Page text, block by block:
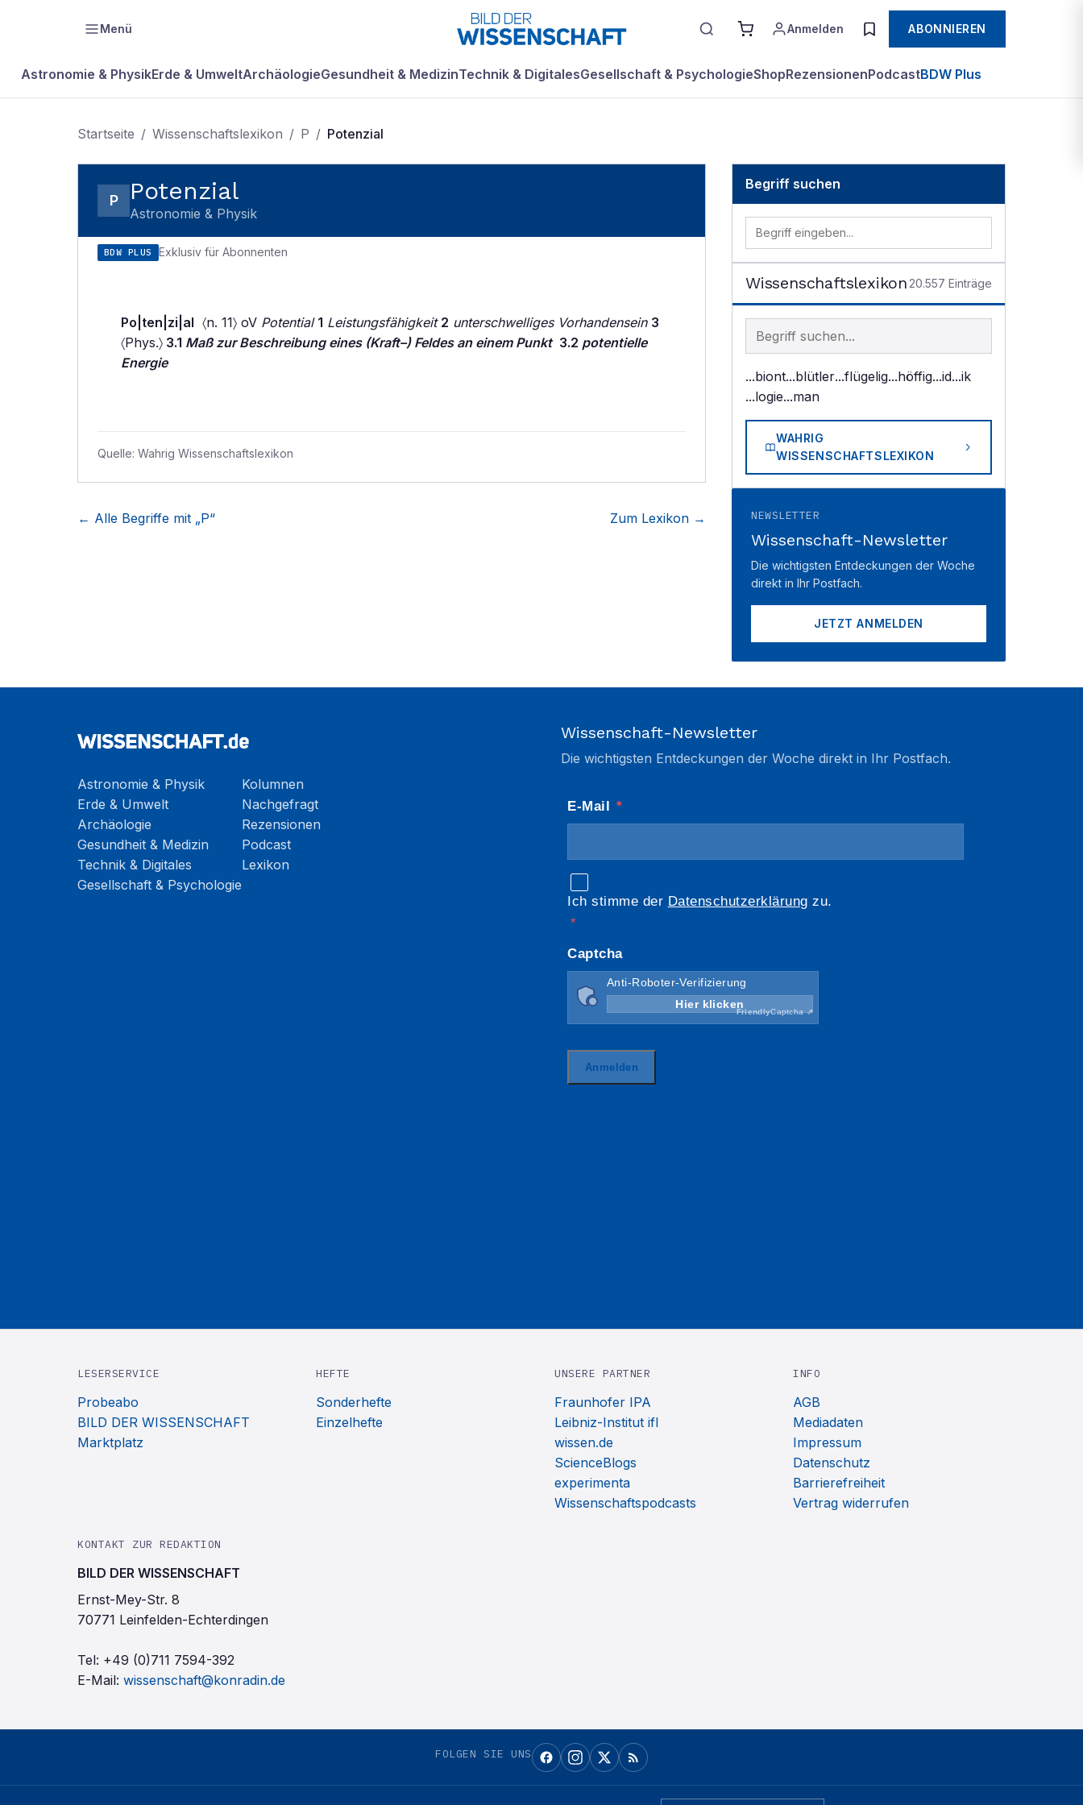
Menü Anmelden ABONNIEREN
Astronomie & PhysikErde & UmweltArchäologieGesundheit & MedizinTechnik & DigitalesGesellschaft & PsychologieShopRezensionenPodcastBDW Plus
Startseite / Wissenschaftslexikon / P / Potenzial
P Potenzial
Astronomie & Physik
BDW PLUS Exklusiv für Abonnenten
Po|ten|zi|al 〈n. 11〉 oV Potential 1 Leistungsfähigkeit 2 unterschwelliges Vorhandensein 3
〈Phys.〉 3.1 Maß zur Beschreibung eines (Kraft–) Feldes an einem Punkt 3.2 potentielle
Energie
Quelle: Wahrig Wissenschaftslexikon
← Alle Begriffe mit „P“ Zum Lexikon →
Begriff suchen
Wissenschaftslexikon 20.557 Einträge
Begriff im Lexikon suchen
...biont...blütler...flügelig...höffig...id...ik
...logie...man
WAHRIG
WISSENSCHAFTSLEXIKON
NEWSLETTER
Wissenschaft-Newsletter
Die wichtigsten Entdeckungen der Woche
direkt in Ihr Postfach.
JETZT ANMELDEN
Astronomie & Physik
Erde & Umwelt
Archäologie
Gesundheit & Medizin
Technik & Digitales
Gesellschaft & Psychologie
Kolumnen
Nachgefragt
Rezensionen
Podcast
Lexikon
Wissenschaft-Newsletter
Die wichtigsten Entdeckungen der Woche direkt in Ihr Postfach.
LESERSERVICE
Probeabo
BILD DER WISSENSCHAFT
Marktplatz
HEFTE
Sonderhefte
Einzelhefte
UNSERE PARTNER
Fraunhofer IPA
Leibniz-Institut ifl
wissen.de
ScienceBlogs
experimenta
Wissenschaftspodcasts
INFO
AGB
Mediadaten
Impressum
Datenschutz
Barrierefreiheit
Vertrag widerrufen
KONTAKT ZUR REDAKTION
BILD DER WISSENSCHAFT
Ernst-Mey-Str. 8
70771 Leinfelden-Echterdingen
Tel: +49 (0)711 7594-392
E-Mail: wissenschaft@konradin.de
FOLGEN SIE UNS